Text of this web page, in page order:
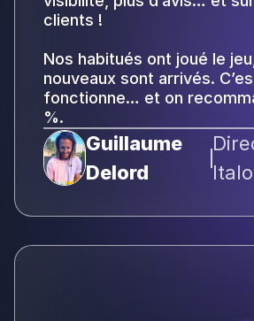
clients !
Nos habitués ont joué le
nouveaux sont arrivés.
fonctionne… et on
%.
Guillaume
Delord